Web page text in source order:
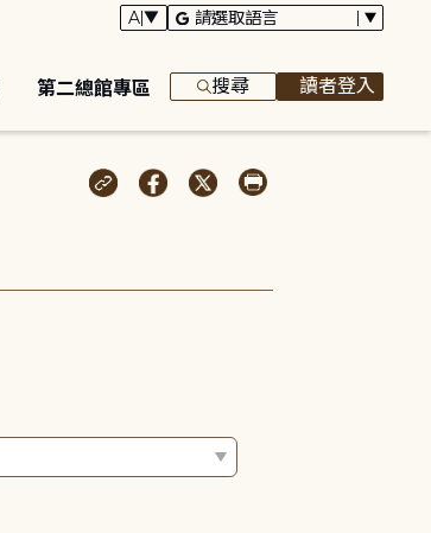
第二總館專區 搜尋 讀者登入